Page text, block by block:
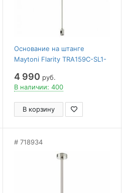
Основание на штанге
Maytoni Flarity TRA159C-SL1-
4 990 руб.
В наличии: 400
В корзину
718934